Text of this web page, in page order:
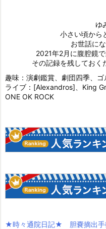
ゆ
小さい頃から
お世話に
2021年2月に腹腔鏡
その記録を残しておく
趣味：演劇鑑賞、劇団四季、
ライブ：[Alexandros]、King
ONE OK ROCK
★時々通院日記★ 胆嚢摘出手